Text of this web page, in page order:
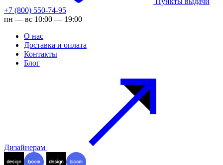
+7 (800) 550-74-95
пн — вс 10:00 — 19:00
О нас
Доставка и оплата
Контакты
Блог
Дизайнерам